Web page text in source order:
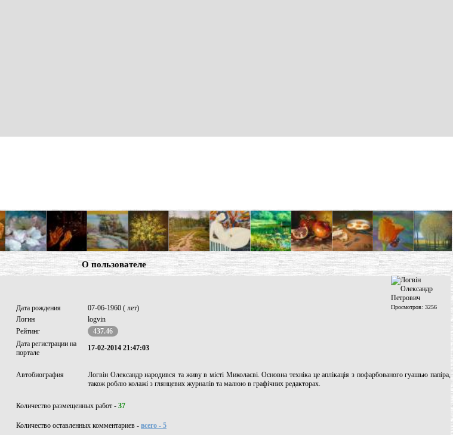
О пользователе
Просмотров: 3256
Дата рождения
07-06-1960 ( лет)
Логин
logvin
Рейтинг
437.46
Дата регистрации на
портале
17-02-2014 21:47:03
Автобиография
Логвін Олександр народився та живу в місті Миколаєві. Основна техніка це аплікація з пофарбованого гуашью папіра,
також роблю колажі з глянцевих журналів та малюю в графічних редакторах.
Количество размещенных работ - 37
Количество оставленных комментариев - всего - 5